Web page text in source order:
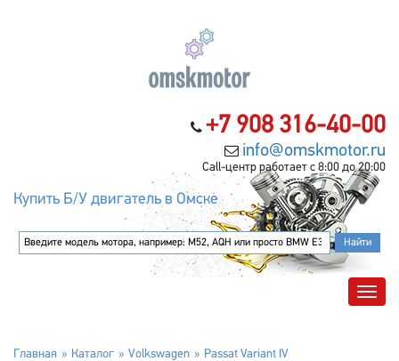
+7 908 316-40-00
info@omskmotor.ru
Call-центр работает с 8:00 до 20:00
Купить Б/У двигатель в Омске
Главная Каталог Volkswagen Passat Variant IV